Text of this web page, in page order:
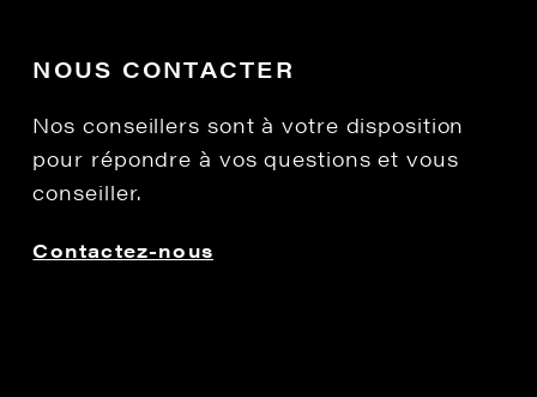
NOUS CONTACTER
Nos conseillers sont à votre disposition
pour répondre à vos questions et vous
conseiller.
Contactez-nous